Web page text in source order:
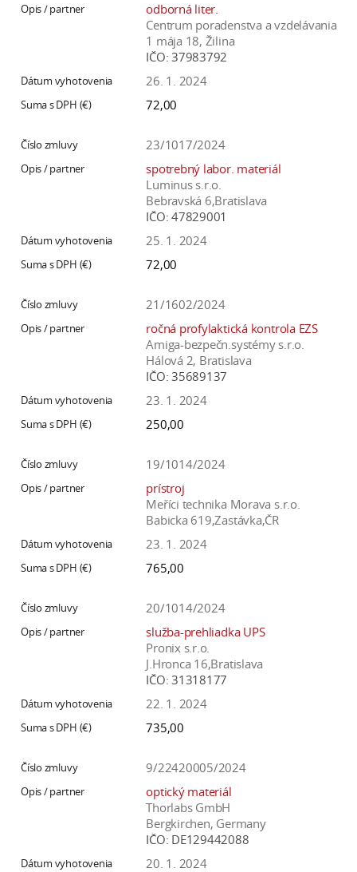
odborná liter.
Centrum poradenstva a vzdelávania
1 mája 18, Žilina
IČO: 37983792
26. 1. 2024
72,00
23/1017/2024
spotrebný labor. materiál
Luminus s.r.o.
Bebravská 6,Bratislava
IČO: 47829001
25. 1. 2024
72,00
21/1602/2024
ročná profylaktická kontrola EZS
Amiga-bezpečn.systémy s.r.o.
Hálová 2, Bratislava
IČO: 35689137
23. 1. 2024
250,00
19/1014/2024
prístroj
Meříci technika Morava s.r.o.
Babicka 619,Zastávka,ČR
23. 1. 2024
765,00
20/1014/2024
služba-prehliadka UPS
Pronix s.r.o.
J.Hronca 16,Bratislava
IČO: 31318177
22. 1. 2024
735,00
9/22420005/2024
optický materiál
Thorlabs GmbH
Bergkirchen, Germany
IČO: DE129442088
20. 1. 2024